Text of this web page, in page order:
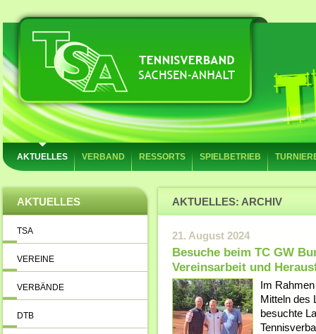
AKTUELLES VERBAND RESSORTS SPIELBETRIEB
AKTUELLES
TSA
VEREINE
VERBÄNDE
DTB
AKTUELLES: ARCHIV
21. August 2024
Besuche beim TC GW
Vereinsarbeit und
Im
Mitteln des
besuchte